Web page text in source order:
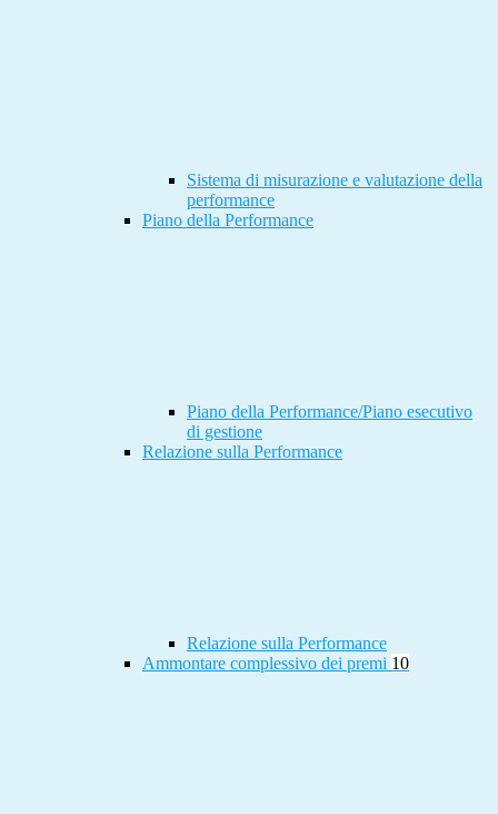
Sistema di misurazione e valutazione della
performance
Piano della Performance
Piano della Performance/Piano esecutivo
di gestione
Relazione sulla Performance
Relazione sulla Performance
Ammontare complessivo dei premi 10